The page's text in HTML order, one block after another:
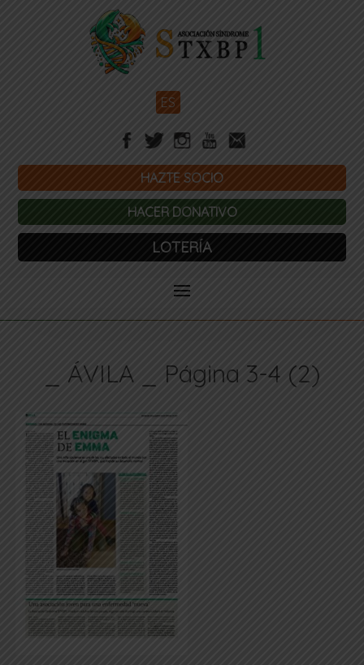
ES
HAZTE SOCIO
HACER DONATIVO
LOTERÍA
_ ÁVILA _ Página 3-4 (2)